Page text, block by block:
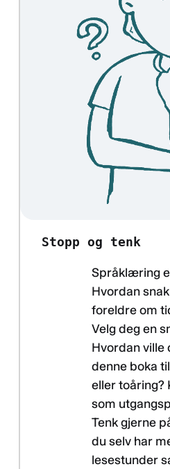
Stopp og tenk
Språklæring
Hvordan
foreldre om
Velg deg en
Hvordan ville
denne boka
eller toåring?
som
Tenk gjerne
du selv har
lesestunder